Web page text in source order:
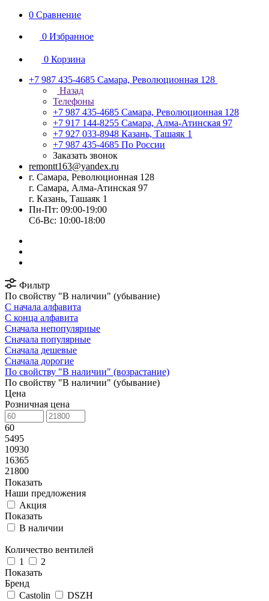
0 Сравнение
0 Избранное
0 Корзина
+7 987 435-4685 Самара, Революционная 128
Назад
Телефоны
+7 987 435-4685 Самара, Революционная 128
+7 917 144-8255 Самара, Алма-Атинская 97
+7 927 033-8948 Казань, Ташаяк 1
+7 987 435-4685 По России
Заказать звонок
remontt163@yandex.ru
г. Самара, Революционная 128
г. Самара, Алма-Атинская 97
г. Казань, Ташаяк 1
Пн-Пт: 09:00-19:00
Сб-Вс: 10:00-18:00
Фильтр
По свойству "В наличии" (убывание)
С начала алфавита
С конца алфавита
Сначала непопулярные
Сначала популярные
Сначала дешевые
Сначала дорогие
По свойству "В наличии" (возрастание)
По свойству "В наличии" (убывание)
Цена
Розничная цена
60
5495
10930
16365
21800
Показать
Наши предложения
Акция
Показать
В наличии
Количество вентилей
1
2
Показать
Бренд
Castolin
DSZH